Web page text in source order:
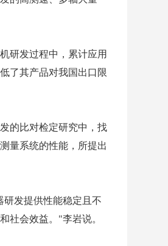
研发过程中，累计应用
了其产品对我国出口限
的比对检定研究中，找
量系统的性能，所提出
发提供性能稳定且不
社会效益。"李岩说。